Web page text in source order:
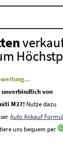
unverbindlich von
M37! Nutze dazu
Auto Ankauf
uns bequem per